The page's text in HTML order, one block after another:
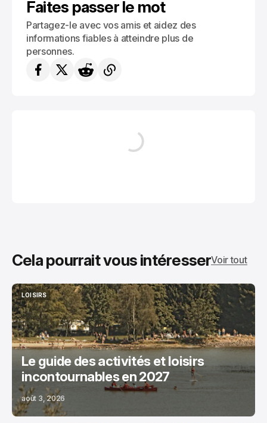
Faites passer le mot
Partagez-le avec vos amis et aidez des
informations fiables à atteindre plus de
personnes.
Cela pourrait vous intéresserVoir tout
LOISIRS
LOISIRS
Le guide des activités et loisirs
incontournables en 2027
août 3, 2026